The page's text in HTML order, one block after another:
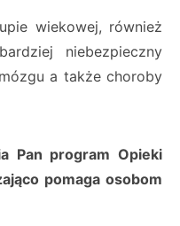
wiekowej, również
niebezpieczny
a także choroby
Pan program Opieki
pomaga osobom